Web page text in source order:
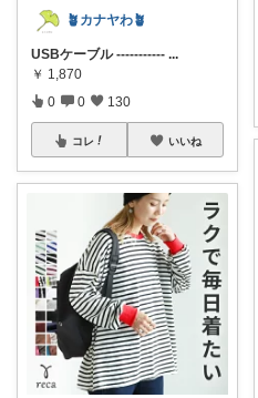
🪴カナヤわ🪴
USBケーブル ----------- ...
￥ 1,870
0 0 130
コレ いいね